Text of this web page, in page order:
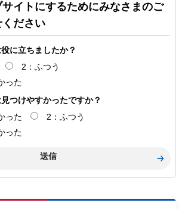
イトにするためにみなさまのご
ださい
に立ちましたか？
2：ふつう
った
つけやすかったですか？
った
2：ふつう
った